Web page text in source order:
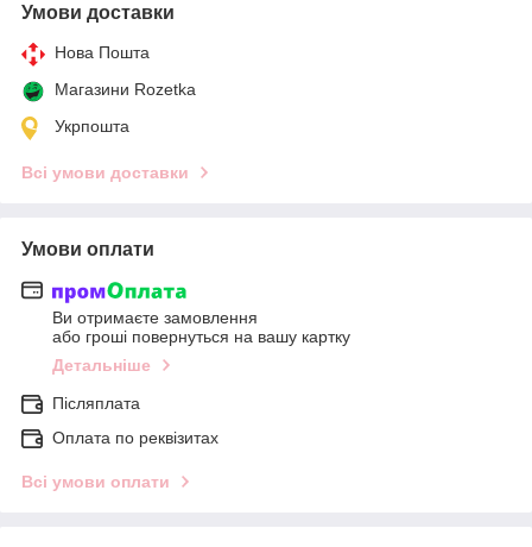
Умови доставки
Нова Пошта
Магазини Rozetka
Укрпошта
Всі умови доставки
Умови оплати
Ви отримаєте замовлення
або гроші повернуться на вашу картку
Детальніше
Післяплата
Оплата по реквізитах
Всі умови оплати